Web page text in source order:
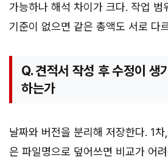
가능하나 해석 차이가 크다. 작업 범
기준이 없으면 같은 총액도 서로 다
Q. 견적서 작성 후 수정이 생
하는가
날짜와 버전을 분리해 저장한다. 1
은 파일명으로 덮어쓰면 비교가 어